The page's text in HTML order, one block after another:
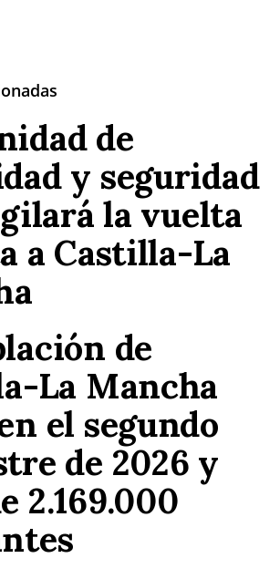
de
y seguridad
la vuelta
a Castilla-La
de
La Mancha
el segundo
de 2026 y
2.169.000